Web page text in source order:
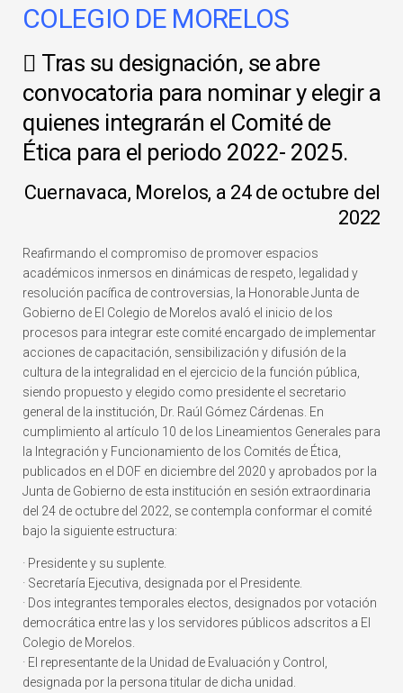
COLEGIO DE MORELOS
 Tras su designación, se abre
convocatoria para nominar y elegir a
quienes integrarán el Comité de
Ética para el periodo 2022- 2025.
Cuernavaca, Morelos, a 24 de octubre del
2022
Reafirmando el compromiso de promover espacios
académicos inmersos en dinámicas de respeto, legalidad y
resolución pacífica de controversias, la Honorable Junta de
Gobierno de El Colegio de Morelos avaló el inicio de los
procesos para integrar este comité encargado de implementar
acciones de capacitación, sensibilización y difusión de la
cultura de la integralidad en el ejercicio de la función pública,
siendo propuesto y elegido como presidente el secretario
general de la institución, Dr. Raúl Gómez Cárdenas. En
cumplimiento al artículo 10 de los Lineamientos Generales para
la Integración y Funcionamiento de los Comités de Ética,
publicados en el DOF en diciembre del 2020 y aprobados por la
Junta de Gobierno de esta institución en sesión extraordinaria
del 24 de octubre del 2022, se contempla conformar el comité
bajo la siguiente estructura:
· Presidente y su suplente.
· Secretaría Ejecutiva, designada por el Presidente.
· Dos integrantes temporales electos, designados por votación
democrática entre las y los servidores públicos adscritos a El
Colegio de Morelos.
· El representante de la Unidad de Evaluación y Control,
designada por la persona titular de dicha unidad.